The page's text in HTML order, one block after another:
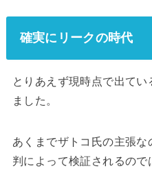
確実にリークの時代
とりあえず現時点で出て
ました。
あくまでザトコ氏の主張
判によって検証されるの